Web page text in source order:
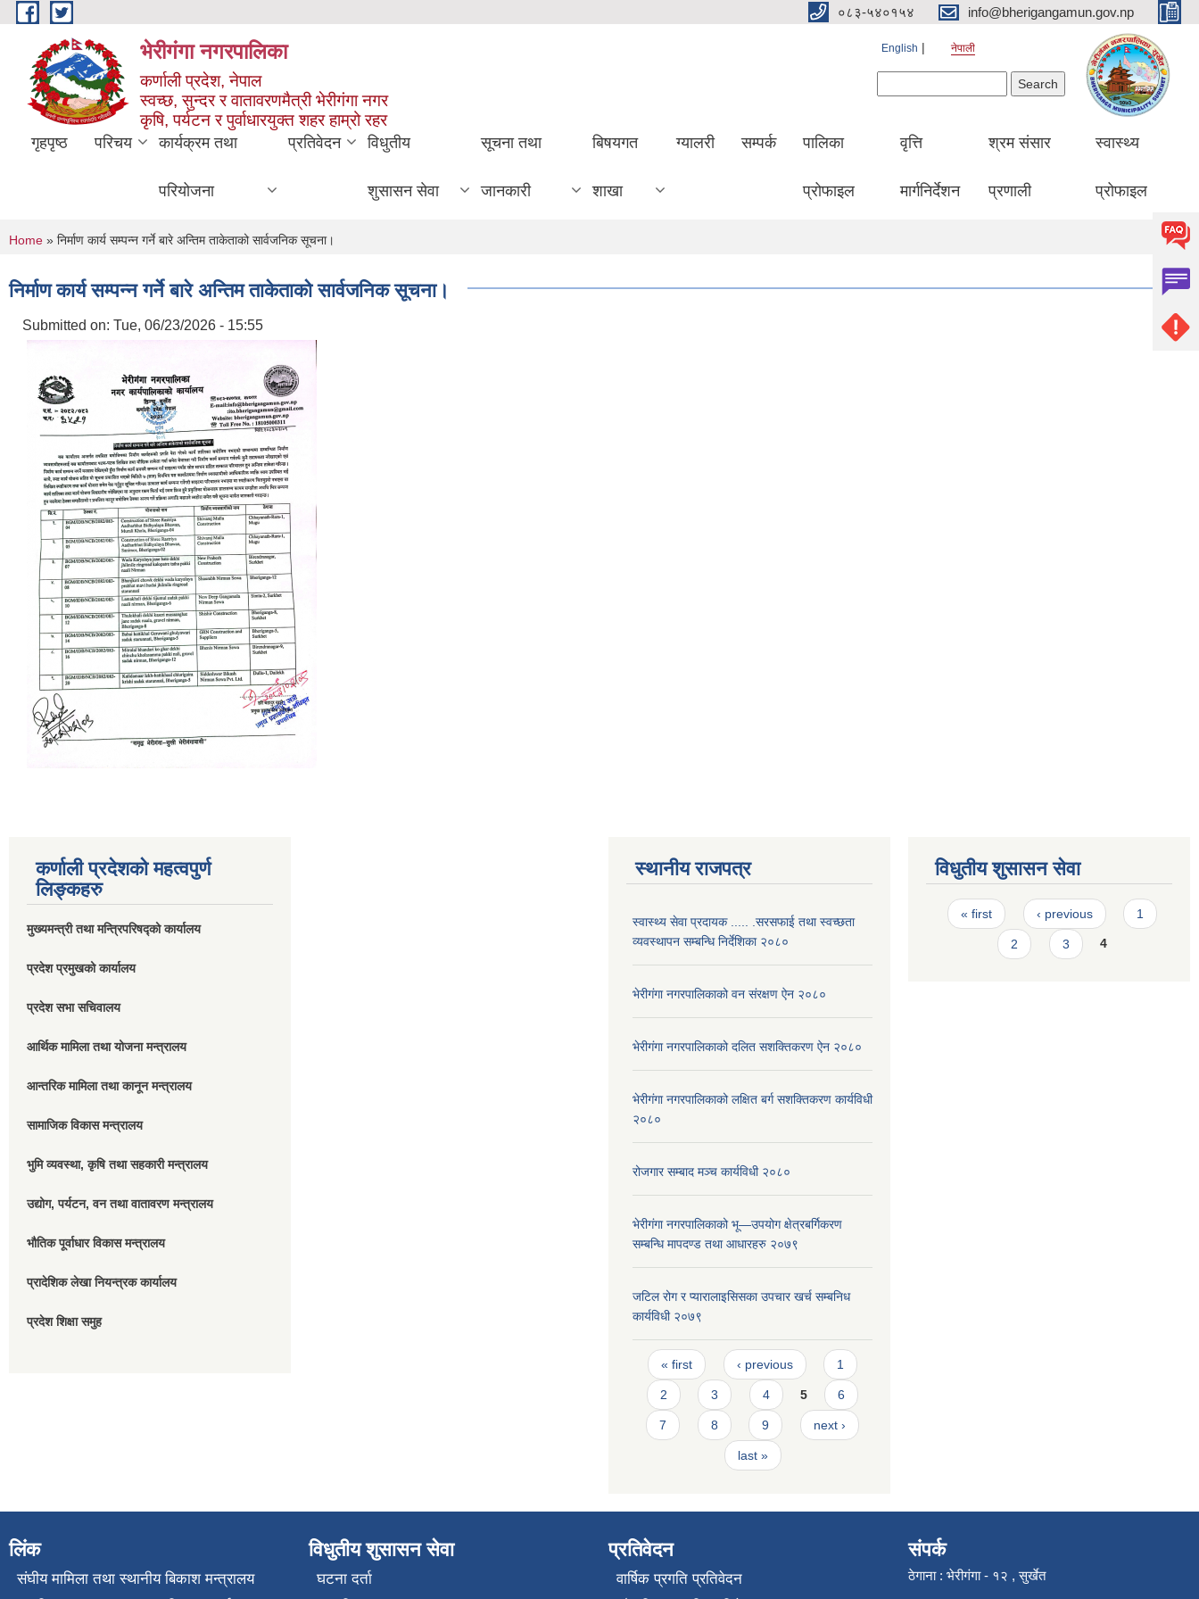
Skip to main content ०८३-५४०१५४ info@bherigangamun.gov.np
भेरीगंगा नगरपालिका
कर्णाली प्रदेश, नेपाल
स्वच्छ, सुन्दर र वातावरणमैत्री भेरीगंगा नगर
कृषि, पर्यटन र पुर्वाधारयुक्त शहर हाम्रो रहर
English नेपाली
गृहपृष्ठ परिचय कार्यक्रम तथा
परियोजना
प्रतिवेदन विधुतीय
शुसासन सेवा
सूचना तथा
जानकारी
बिषयगत
शाखा
ग्यालरी सम्पर्क पालिका
प्रोफाइल
वृत्ति
मार्गनिर्देशन
श्रम संसार
प्रणाली
स्वास्थ्य
प्रोफाइल
You are here
Home » निर्माण कार्य सम्पन्न गर्ने बारे अन्तिम ताकेताको सार्वजनिक सूचना।
निर्माण कार्य सम्पन्न गर्ने बारे अन्तिम ताकेताको सार्वजनिक सूचना।
Submitted on: Tue, 06/23/2026 - 15:55
कर्णाली प्रदेशको महत्वपुर्ण
लिङ्कहरु
मुख्यमन्त्री तथा मन्त्रिपरिषद्को कार्यालय
प्रदेश प्रमुखको कार्यालय
प्रदेश सभा सचिवालय
आर्थिक मामिला तथा योजना मन्त्रालय
आन्तरिक मामिला तथा कानून मन्त्रालय
सामाजिक विकास मन्त्रालय
भुमि व्यवस्था, कृषि तथा सहकारी मन्त्रालय
उद्योग, पर्यटन, वन तथा वातावरण मन्त्रालय
भौतिक पूर्वाधार विकास मन्त्रालय
प्रादेशिक लेखा नियन्त्रक कार्यालय
प्रदेश शिक्षा समुह
स्थानीय राजपत्र
स्वास्थ्य सेवा प्रदायक ..... .सरसफाई तथा स्वच्छता
व्यवस्थापन सम्बन्धि निर्देशिका २०८०
भेरीगंगा नगरपालिकाको वन संरक्षण ऐन २०८०
भेरीगंगा नगरपालिकाको दलित सशक्तिकरण ऐन २०८०
भेरीगंगा नगरपालिकाको लक्षित बर्ग सशक्तिकरण कार्यविधी
२०८०
रोजगार सम्बाद मञ्च कार्यविधी २०८०
भेरीगंगा नगरपालिकाको भू—उपयोग क्षेत्रबर्गिकरण
सम्बन्धि मापदण्ड तथा आधारहरु २०७९
जटिल रोग र प्यारालाइसिसका उपचार खर्च सम्बनिध
कार्यविधी २०७९
Pages
« first ‹ previous 1
2 3 4 5 6
7 8 9 next ›
last »
विधुतीय शुसासन सेवा
Pages
« first ‹ previous 1
2 3 4
लिंक
संघीय मामिला तथा स्थानीय बिकाश मन्त्रालय
विधुतीय शुसासन सेवा
घटना दर्ता
प्रतिवेदन
वार्षिक प्रगति प्रतिवेदन
संपर्क
ठेगाना : भेरीगंगा - १२ , सुर्खेत